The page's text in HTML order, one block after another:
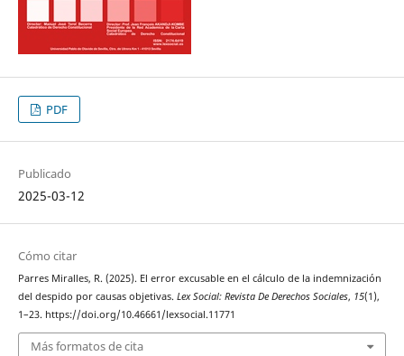
PDF
Publicado
2025-03-12
Cómo citar
Parres Miralles, R. (2025). El error excusable en el cálculo de la indemnización
del despido por causas objetivas. Lex Social: Revista De Derechos Sociales, 15(1),
1–23. https://doi.org/10.46661/lexsocial.11771
Más formatos de cita